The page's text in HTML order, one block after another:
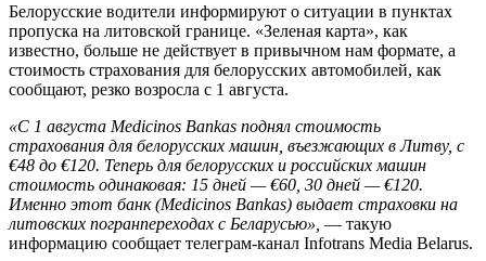
Белорусские водители информируют о ситуации в пунктах
пропуска на литовской границе. «Зеленая карта», как
известно, больше не действует в привычном нам формате, а
стоимость страхования для белорусских автомобилей, как
сообщают, резко возросла с 1 августа.
«С 1 августа Medicinos Bankas поднял стоимость
страхования для белорусских машин, въезжающих в Литву, с
€48 до €120. Теперь для белорусских и российских машин
стоимость одинаковая: 15 дней — €60, 30 дней — €120.
Именно этот банк (Medicinos Bankas) выдает страховки на
литовских погранпереходах с Беларусью», — такую
информацию сообщает телеграм-канал Infotrans Media Belarus.